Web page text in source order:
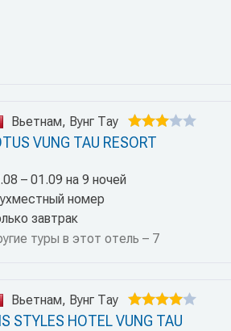
Вьетнам, Вунг Тау
VUNG TAU RESORT
– 01.09 на 9 ночей
номер
завтрак
туры в этот отель – 7
Вьетнам, Вунг Тау
STYLES HOTEL VUNG TAU